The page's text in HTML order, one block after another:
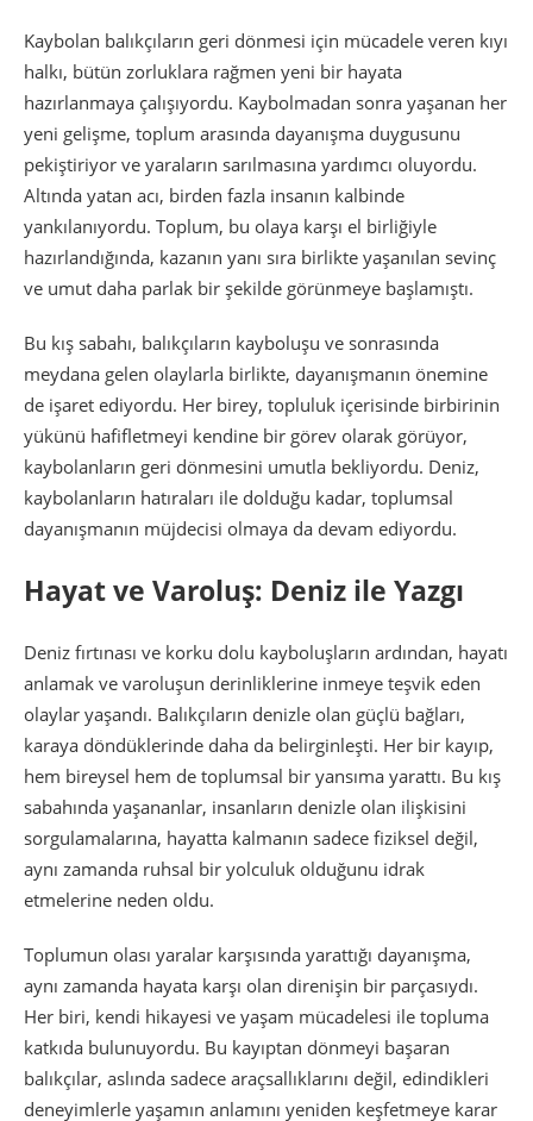
Kaybolan balıkçıların geri dönmesi için mücadele veren kıyı
halkı, bütün zorluklara rağmen yeni bir hayata
hazırlanmaya çalışıyordu. Kaybolmadan sonra yaşanan her
yeni gelişme, toplum arasında dayanışma duygusunu
pekiştiriyor ve yaraların sarılmasına yardımcı oluyordu.
Altında yatan acı, birden fazla insanın kalbinde
yankılanıyordu. Toplum, bu olaya karşı el birliğiyle
hazırlandığında, kazanın yanı sıra birlikte yaşanılan sevinç
ve umut daha parlak bir şekilde görünmeye başlamıştı.
Bu kış sabahı, balıkçıların kayboluşu ve sonrasında
meydana gelen olaylarla birlikte, dayanışmanın önemine
de işaret ediyordu. Her birey, topluluk içerisinde birbirinin
yükünü hafifletmeyi kendine bir görev olarak görüyor,
kaybolanların geri dönmesini umutla bekliyordu. Deniz,
kaybolanların hatıraları ile dolduğu kadar, toplumsal
dayanışmanın müjdecisi olmaya da devam ediyordu.
Hayat ve Varoluş: Deniz ile Yazgı
Deniz fırtınası ve korku dolu kayboluşların ardından, hayatı
anlamak ve varoluşun derinliklerine inmeye teşvik eden
olaylar yaşandı. Balıkçıların denizle olan güçlü bağları,
karaya döndüklerinde daha da belirginleşti. Her bir kayıp,
hem bireysel hem de toplumsal bir yansıma yarattı. Bu kış
sabahında yaşananlar, insanların denizle olan ilişkisini
sorgulamalarına, hayatta kalmanın sadece fiziksel değil,
aynı zamanda ruhsal bir yolculuk olduğunu idrak
etmelerine neden oldu.
Toplumun olası yaralar karşısında yarattığı dayanışma,
aynı zamanda hayata karşı olan direnişin bir parçasıydı.
Her biri, kendi hikayesi ve yaşam mücadelesi ile topluma
katkıda bulunuyordu. Bu kayıptan dönmeyi başaran
balıkçılar, aslında sadece araçsallıklarını değil, edindikleri
deneyimlerle yaşamın anlamını yeniden keşfetmeye karar